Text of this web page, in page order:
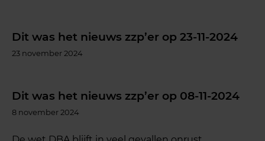
Dit was het nieuws zzp’er op 23-11-2024
23 november 2024
Dit was het nieuws zzp’er op 08-11-2024
8 november 2024